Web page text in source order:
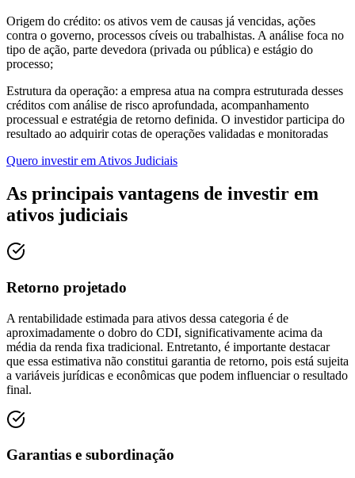
Origem do crédito: os ativos vem de causas já vencidas, ações
contra o governo, processos cíveis ou trabalhistas. A análise foca no
tipo de ação, parte devedora (privada ou pública) e estágio do
processo;
‍Estrutura da operação: a empresa atua na compra estruturada desses
créditos com análise de risco aprofundada, acompanhamento
processual e estratégia de retorno definida. O investidor participa do
resultado ao adquirir cotas de operações validadas e monitoradas
Quero investir em Ativos Judiciais
As principais vantagens de investir em
ativos judiciais
Retorno projetado
A rentabilidade estimada para ativos dessa categoria é de
aproximadamente o dobro do CDI, significativamente acima da
média da renda fixa tradicional. Entretanto, é importante destacar
que essa estimativa não constitui garantia de retorno, pois está sujeita
a variáveis jurídicas e econômicas que podem influenciar o resultado
final.
Garantias e subordinação